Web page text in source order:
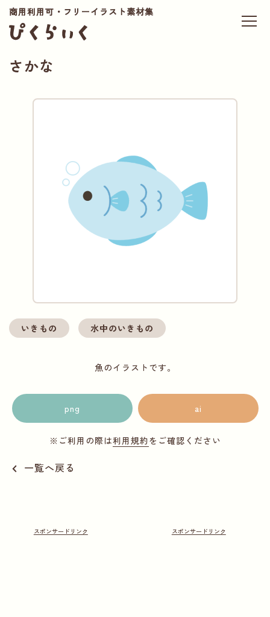
商用利用可・フリーイラスト素材集
さかな
いきもの 水中のいきもの
魚のイラストです。
png ai
※ご利用の際は利用規約をご確認ください
一覧へ戻る